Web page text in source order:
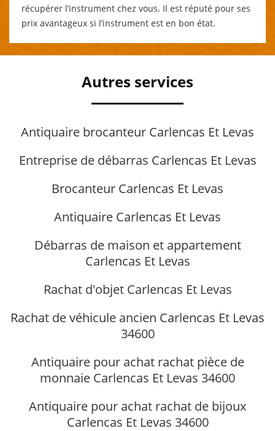
récupérer l’instrument chez vous. Il est réputé pour ses
prix avantageux si l’instrument est en bon état.
Autres services
Antiquaire brocanteur Carlencas Et Levas
Entreprise de débarras Carlencas Et Levas
Brocanteur Carlencas Et Levas
Antiquaire Carlencas Et Levas
Débarras de maison et appartement
Carlencas Et Levas
Rachat d'objet Carlencas Et Levas
Rachat de véhicule ancien Carlencas Et Levas
34600
Antiquaire pour achat rachat pièce de
monnaie Carlencas Et Levas 34600
Antiquaire pour achat rachat de bijoux
Carlencas Et Levas 34600